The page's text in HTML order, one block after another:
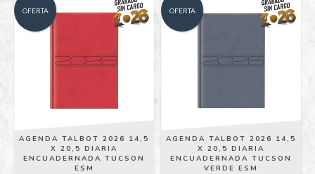
OFERTA
AGENDA TALBOT 2026 14,5
X 20,5 DIARIA
ENCUADERNADA TUCSON
ESM
OFERTA
AGENDA TALBOT 2026 14,5
X 20,5 DIARIA
ENCUADERNADA TUCSON
VERDE ESM